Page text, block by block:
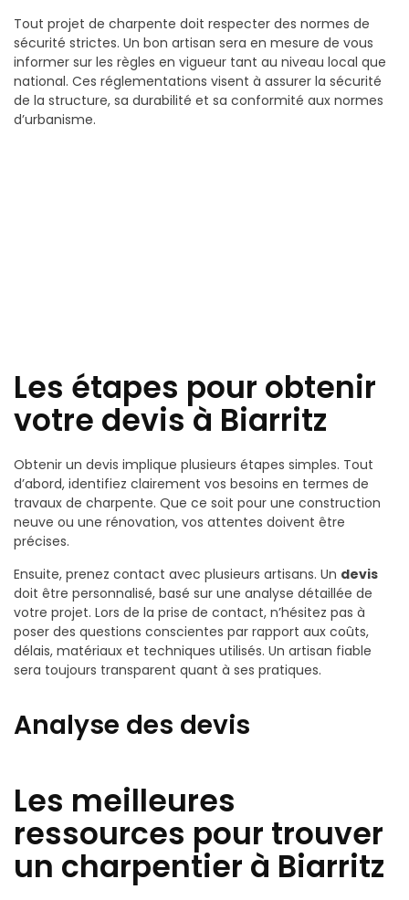
Tout projet de charpente doit respecter des normes de
sécurité strictes. Un bon artisan sera en mesure de vous
informer sur les règles en vigueur tant au niveau local que
national. Ces réglementations visent à assurer la sécurité
de la structure, sa durabilité et sa conformité aux normes
d’urbanisme.
Les étapes pour obtenir
votre devis à Biarritz
Obtenir un devis implique plusieurs étapes simples. Tout
d’abord, identifiez clairement vos besoins en termes de
travaux de charpente. Que ce soit pour une construction
neuve ou une rénovation, vos attentes doivent être
précises.
Ensuite, prenez contact avec plusieurs artisans. Un devis
doit être personnalisé, basé sur une analyse détaillée de
votre projet. Lors de la prise de contact, n’hésitez pas à
poser des questions conscientes par rapport aux coûts,
délais, matériaux et techniques utilisés. Un artisan fiable
sera toujours transparent quant à ses pratiques.
Analyse des devis
Les meilleures
ressources pour trouver
un charpentier à Biarritz